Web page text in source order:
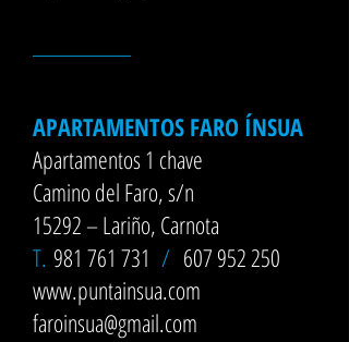
APARTAMENTOS FARO ÍNSUA
Apartamentos 1 chave
Camino del Faro, s/n
15292 – Lariño, Carnota
T. 981 761 731 / 607 952 250
www.puntainsua.com
faroinsua@gmail.com